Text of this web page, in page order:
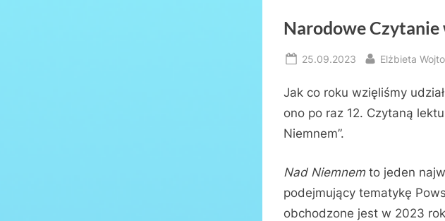
Narodowe Czytanie
Posted
25.09.2023 By
Elżbieta
Jak co roku wzięliśmy
ono po raz 12. Czytaną
Niemnem”.
Nad Niemnemto jeden
podejmujący tematykę
obchodzone jest w 2023